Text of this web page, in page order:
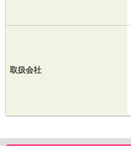
取扱会社